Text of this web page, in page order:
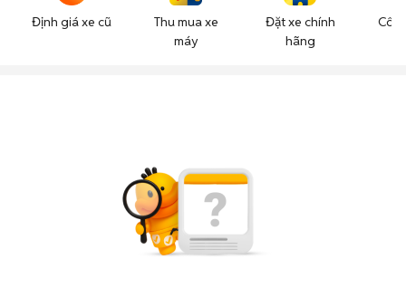
Định giá xe cũ
Thu mua xe
máy
Đặt xe chính
hãng